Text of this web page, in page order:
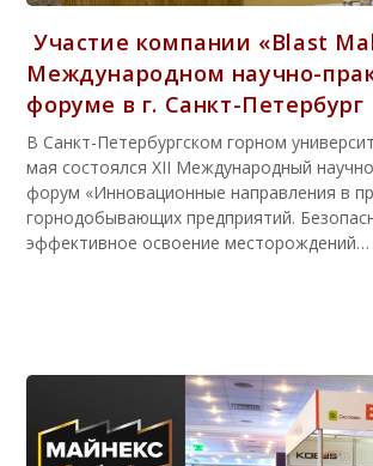
Участие компании «Blast
Международном научно-
форуме в г. Санкт-Петербург
В Санкт-Петербургском горном
мая состоялся XII Международный
форум «Инновационные направления в
горнодобывающих предприятий.
эффективное освоение месторождений…